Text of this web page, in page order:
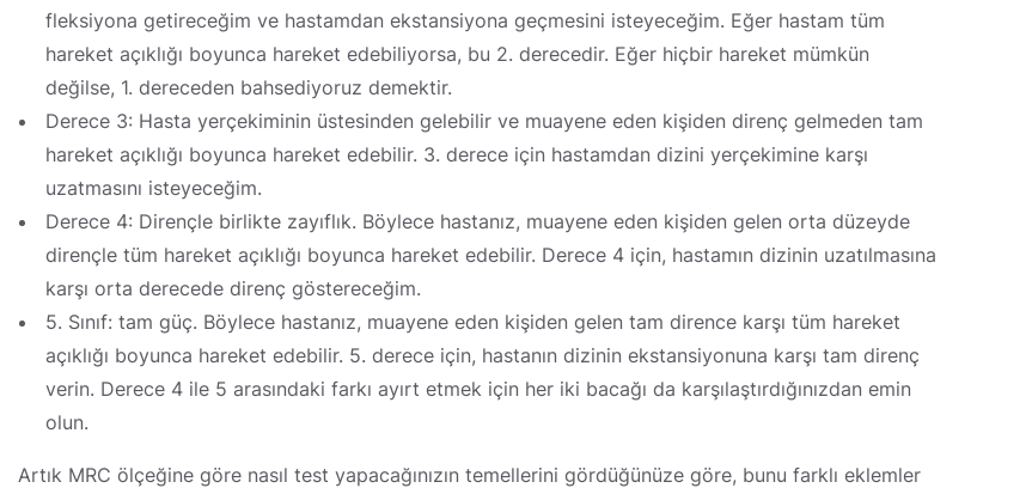
fleksiyona getireceğim ve hastamdan ekstansiyona geçmesini isteyeceğim. Eğer hastam tüm
hareket açıklığı boyunca hareket edebiliyorsa, bu 2. derecedir. Eğer hiçbir hareket mümkün
değilse, 1. dereceden bahsediyoruz demektir.
Derece 3: Hasta yerçekiminin üstesinden gelebilir ve muayene eden kişiden direnç gelmeden tam
hareket açıklığı boyunca hareket edebilir. 3. derece için hastamdan dizini yerçekimine karşı
uzatmasını isteyeceğim.
Derece 4: Dirençle birlikte zayıflık. Böylece hastanız, muayene eden kişiden gelen orta düzeyde
dirençle tüm hareket açıklığı boyunca hareket edebilir. Derece 4 için, hastamın dizinin uzatılmasına
karşı orta derecede direnç göstereceğim.
5. Sınıf: tam güç. Böylece hastanız, muayene eden kişiden gelen tam dirence karşı tüm hareket
açıklığı boyunca hareket edebilir. 5. derece için, hastanın dizinin ekstansiyonuna karşı tam direnç
verin. Derece 4 ile 5 arasındaki farkı ayırt etmek için her iki bacağı da karşılaştırdığınızdan emin
olun.
Artık MRC ölçeğine göre nasıl test yapacağınızın temellerini gördüğünüze göre, bunu farklı eklemler